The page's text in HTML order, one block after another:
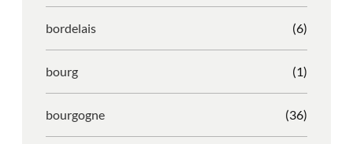
bordelais (6)
bourg (1)
bourgogne (36)